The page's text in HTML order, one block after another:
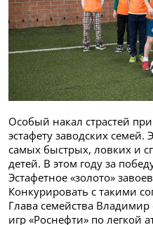
Особый накал страстей
эстафету заводских
самых быстрых, ловких и
детей. В этом году за
Эстафетное «золото»
Конкурировать с такими
Глава семейства Владимир
игр «Роснефти» по легкой